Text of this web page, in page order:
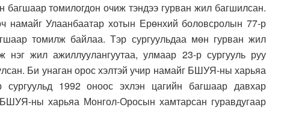
багшаар томилогдон очиж тэндээ гурван жил багшилсан.
Улаанбаатар хотын Ерөнхий боловсролын 77-р
томилж байлаа. Тэр сургуульдаа мөн гурван жил
жил ажиллуулангуутаа, улмаар 23-р сургууль руу
Би унаган орос хэлтэй учир намайг БШУЯ-ны харьяа
сургуульд 1992 оноос эхлэн цагийн багшаар давхар
ны харьяа Монгол-Оросын хамтарсан гуравдугаар